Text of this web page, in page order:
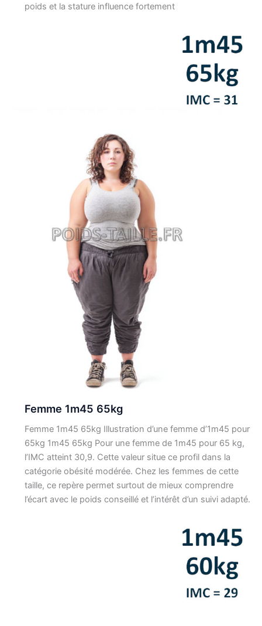
poids et la stature influence fortement
Femme 1m45 65kg
Femme 1m45 65kg Illustration d’une femme d’1m45 pour
65kg 1m45 65kg Pour une femme de 1m45 pour 65 kg,
l’IMC atteint 30,9. Cette valeur situe ce profil dans la
catégorie obésité modérée. Chez les femmes de cette
taille, ce repère permet surtout de mieux comprendre
l’écart avec le poids conseillé et l’intérêt d’un suivi adapté.